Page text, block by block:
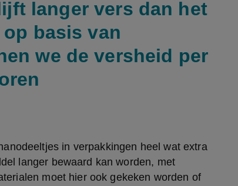
langer vers dan het
op basis van
we de versheid per
in verpakkingen heel wat extra
langer bewaard kan worden, met
moet hier ook gekeken worden of